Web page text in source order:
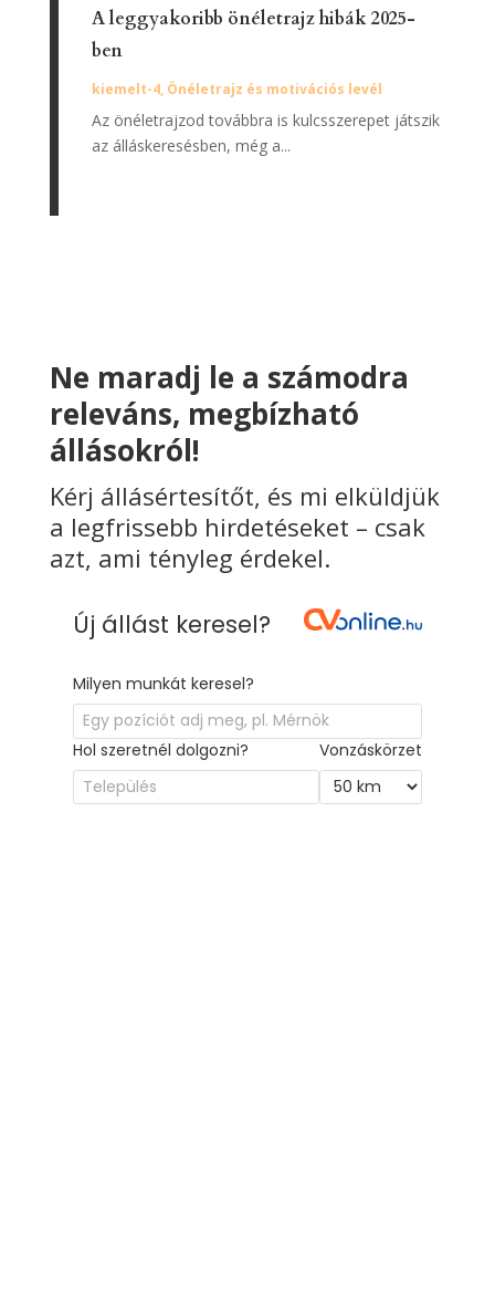
A leggyakoribb önéletrajz hibák 2025-
ben
kiemelt-4, Önéletrajz és motivációs levél
Az önéletrajzod továbbra is kulcsszerepet játszik
az álláskeresésben, még a...
Ne maradj le a számodra
releváns, megbízható
állásokról!
Kérj állásértesítőt, és mi elküldjük
a legfrissebb hirdetéseket – csak
azt, ami tényleg érdekel.